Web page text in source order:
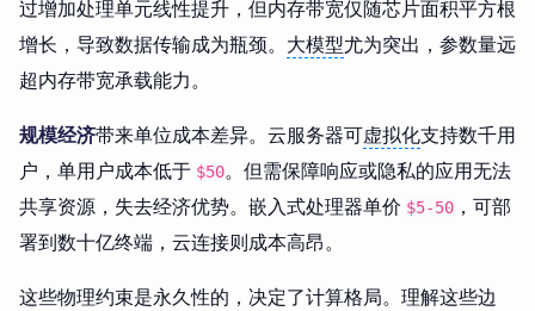
过增加处理单元线性提升，但内存带宽仅随芯片面积平方根
增长，导致数据传输成为瓶颈。 大模型尤为突出，参数量远
超内存带宽承载能力。
规模经济带来单位成本差异。云服务器可虚拟化支持数千用
户，单用户成本低于 $50。但需保障响应或隐私的应用无法
共享资源，失去经济优势。嵌入式处理器单价 $5-50 ，可部
署到数十亿终端，云连接则成本高昂。
这些物理约束是永久性的，决定了计算格局。理解这些边